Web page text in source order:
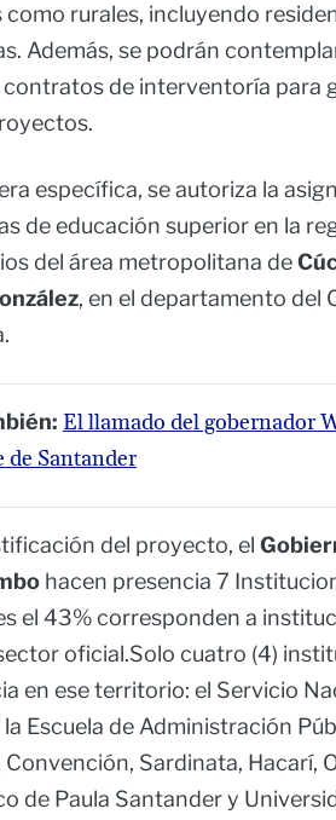
como rurales, incluyendo
Además, se podrán
de interventoría para
específica, se autoriza la
de educación superior en la
del área metropolitana de
, en el departamento del
El llamado del gobernador
de Santander
del proyecto, el
hacen presencia 7
el 43% corresponden a
oficial.Solo cuatro (4)
en ese territorio: el Servicio
la Escuela de Administración
Sardinata, Hacarí,
de Paula Santander y